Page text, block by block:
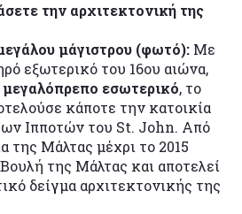
την αρχιτεκτονική της
μάγιστρου (φωτό): Με
εξωτερικό του 16ου αιώνα,
μεγαλόπρεπο εσωτερικό, το
κάποτε την κατοικία
Ιπποτών του St. John. Από
της Μάλτας μέχρι το 2015
της Μάλτας και αποτελεί
δείγμα αρχιτεκτονικής της